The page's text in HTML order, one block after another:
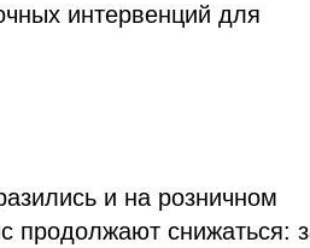
интервенций для
и на розничном
продолжают снижаться: